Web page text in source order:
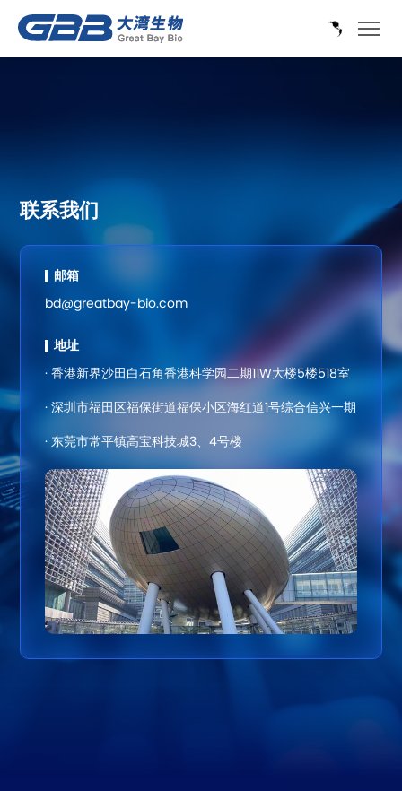
联系我们
邮箱
bd@greatbay-bio.com
地址
· 香港新界沙田白石角香港科学园二期11W大楼5楼518室
· 深圳市福田区福保街道福保小区海红道1号综合信兴一期
· 东莞市常平镇高宝科技城3、4号楼